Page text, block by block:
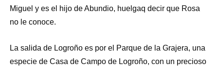
Miguel y es el hijo de Abundio, huelgaq decir que Rosa
no le conoce.
La salida de Logroño es por el Parque de la Grajera, una
especie de Casa de Campo de Logroño, con un precioso